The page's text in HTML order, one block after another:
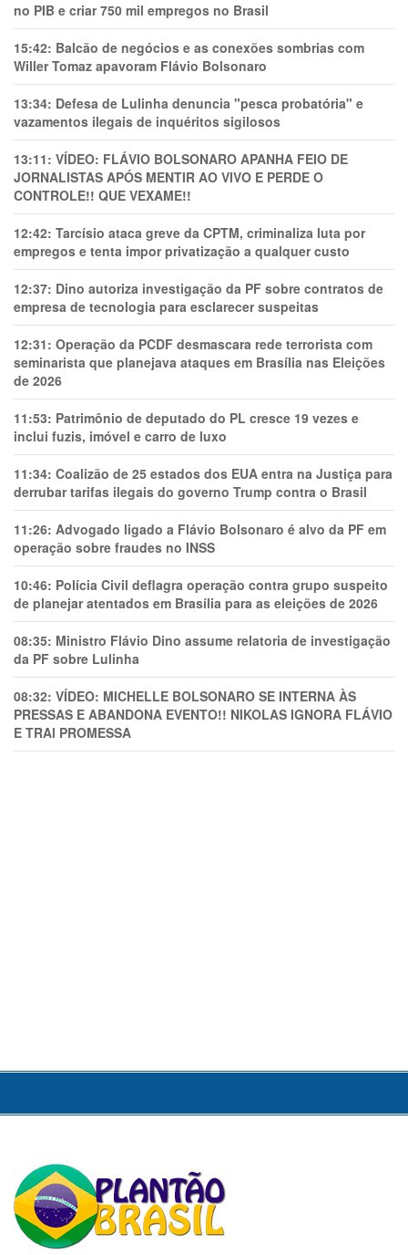
no PIB e criar 750 mil empregos no Brasil
15:42: Balcão de negócios e as conexões sombrias com
Willer Tomaz apavoram Flávio Bolsonaro
13:34: Defesa de Lulinha denuncia "pesca probatória" e
vazamentos ilegais de inquéritos sigilosos
13:11: VÍDEO: FLÁVIO BOLSONARO APANHA FEIO DE
JORNALISTAS APÓS MENTIR AO VIVO E PERDE O
CONTROLE!! QUE VEXAME!!
12:42: Tarcísio ataca greve da CPTM, criminaliza luta por
empregos e tenta impor privatização a qualquer custo
12:37: Dino autoriza investigação da PF sobre contratos de
empresa de tecnologia para esclarecer suspeitas
12:31: Operação da PCDF desmascara rede terrorista com
seminarista que planejava ataques em Brasília nas Eleições
de 2026
11:53: Patrimônio de deputado do PL cresce 19 vezes e
inclui fuzis, imóvel e carro de luxo
11:34: Coalizão de 25 estados dos EUA entra na Justiça para
derrubar tarifas ilegais do governo Trump contra o Brasil
11:26: Advogado ligado a Flávio Bolsonaro é alvo da PF em
operação sobre fraudes no INSS
10:46: Polícia Civil deflagra operação contra grupo suspeito
de planejar atentados em Brasília para as eleições de 2026
08:35: Ministro Flávio Dino assume relatoria de investigação
da PF sobre Lulinha
08:32: VÍDEO: MICHELLE BOLSONARO SE INTERNA ÀS
PRESSAS E ABANDONA EVENTO!! NIKOLAS IGNORA FLÁVIO
E TRAl PROMESSA